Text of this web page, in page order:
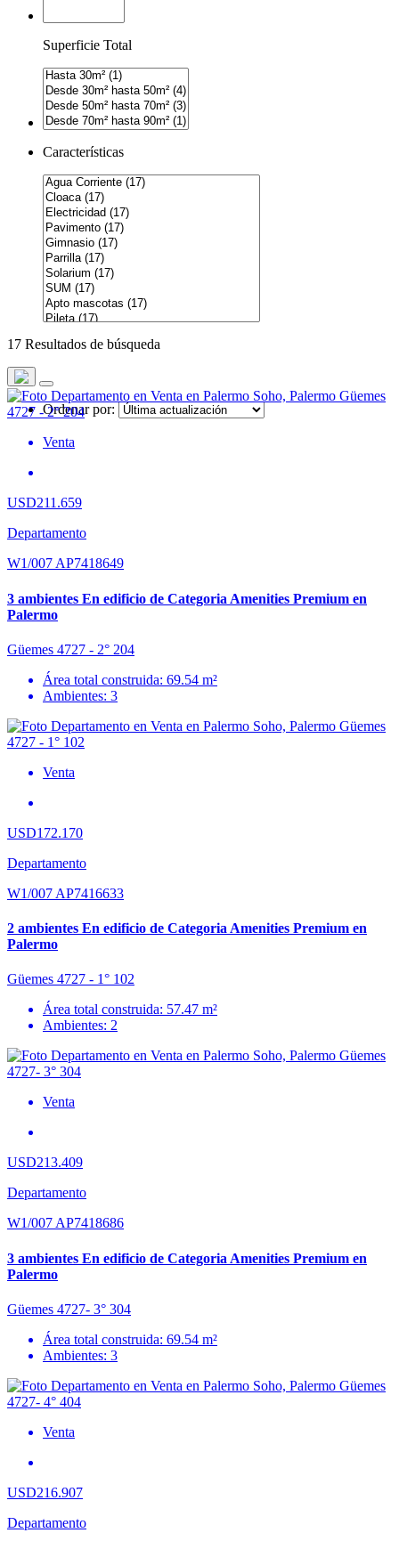
Superficie Total
Características
17 Resultados de búsqueda
Ordenar por:
Venta
USD211.659
Departamento
W1/007 AP7418649
3 ambientes En edificio de Categoria Amenities Premium en
Palermo
Güemes 4727 - 2° 204
Área total construida: 69.54 m²
Ambientes: 3
Venta
USD172.170
Departamento
W1/007 AP7416633
2 ambientes En edificio de Categoria Amenities Premium en
Palermo
Güemes 4727 - 1° 102
Área total construida: 57.47 m²
Ambientes: 2
Venta
USD213.409
Departamento
W1/007 AP7418686
3 ambientes En edificio de Categoria Amenities Premium en
Palermo
Güemes 4727- 3° 304
Área total construida: 69.54 m²
Ambientes: 3
Venta
USD216.907
Departamento